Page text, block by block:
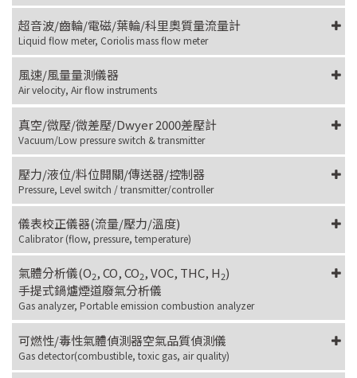
超音波/齒輪/電磁/葉輪/科里奧質量流量計
Liquid flow meter, Coriolis mass flow meter
風速/風量量測儀器
Air velocity, Air flow instruments
真空/微壓/微差壓/Dwyer 2000差壓計
Vacuum/Low pressure switch & transmitter
壓力/液位/料位開關/傳送器/控制器
Pressure, Level switch / transmitter/controller
儀表校正儀器(流量/壓力/溫度)
Calibrator (flow, pressure, temperature)
氣體分析儀(O2, CO, CO2, VOC, THC, H2)
手提式鍋爐煙道廢氣分析儀
Gas analyzer, Portable emission combustion analyzer
可燃性/毒性氣體偵測器空氣品質偵測儀
Gas detector(combustible, toxic gas, air quality)